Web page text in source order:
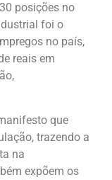
posições no
foi o
no país,
reais em
que
trazendo a
na
expõem os